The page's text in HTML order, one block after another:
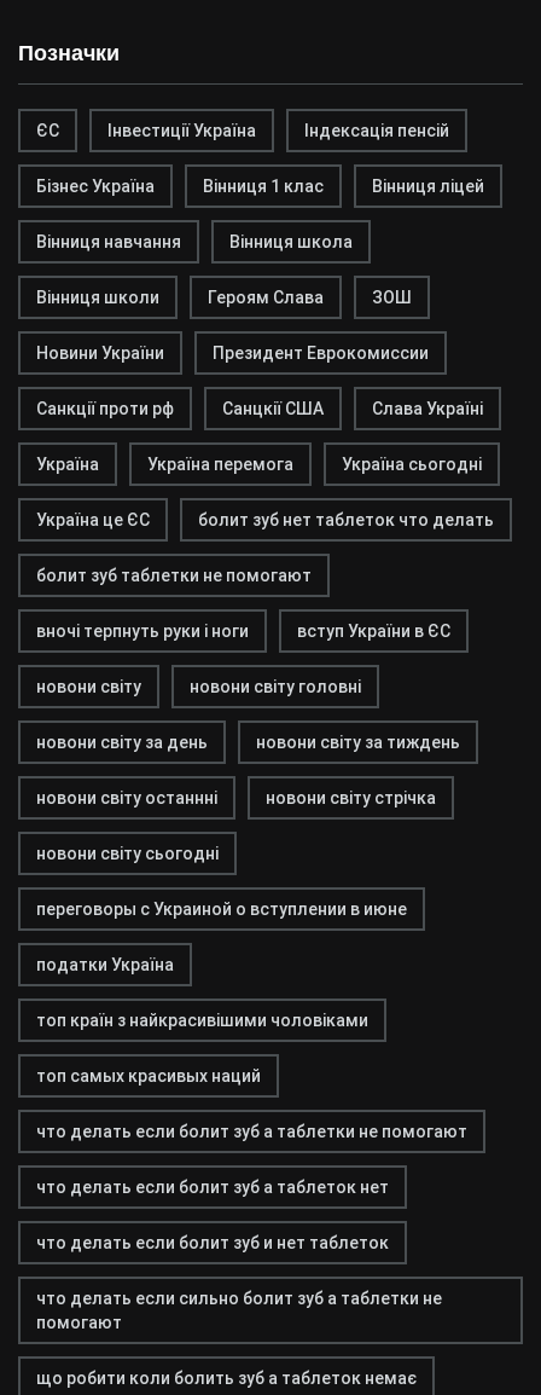
Позначки
ЄС Інвестиції Україна Індексація пенсій
Бізнес Україна Вінниця 1 клас Вінниця ліцей
Вінниця навчання Вінниця школа
Вінниця школи Героям Слава ЗОШ
Новини України Президент Еврокомиссии
Санкції проти рф Санцкії США Слава Україні
Україна Україна перемога Україна сьогодні
Україна це ЄС болит зуб нет таблеток что делать
болит зуб таблетки не помогают
вночі терпнуть руки і ноги вступ України в ЄС
новони світу новони світу головні
новони світу за день новони світу за тиждень
новони світу останнні новони світу стрічка
новони світу сьогодні
переговоры с Украиной о вступлении в июне
податки Україна
топ країн з найкрасивішими чоловіками
топ самых красивых наций
что делать если болит зуб а таблетки не помогают
что делать если болит зуб а таблеток нет
что делать если болит зуб и нет таблеток
что делать если сильно болит зуб а таблетки не
помогают
що робити коли болить зуб а таблеток немає